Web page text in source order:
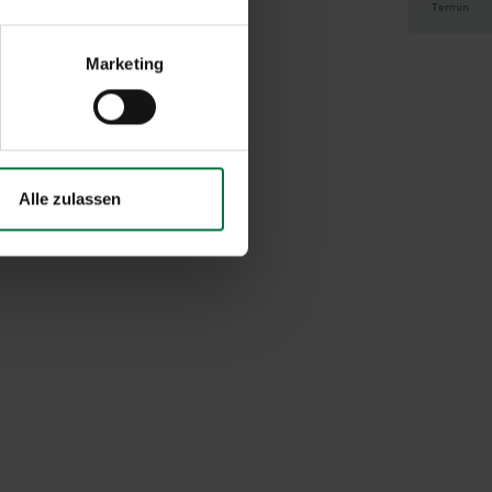
Marketing
Alle zulassen
Termin